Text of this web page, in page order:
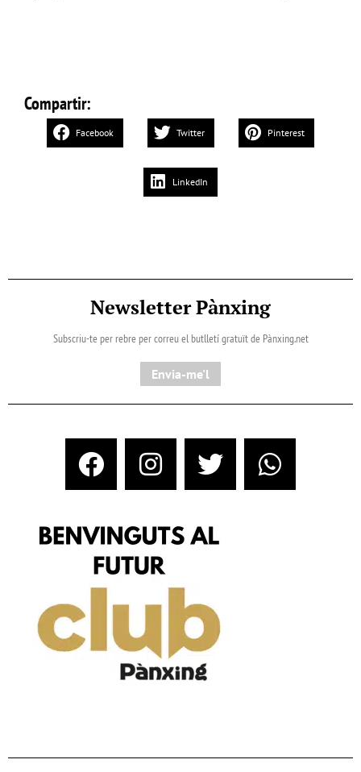
Compartir:
Facebook Twitter Pinterest
LinkedIn
Newsletter Pànxing
Subscriu-te per rebre per correu el butlletí gratuït de Pànxing.net​
Envia-me'l